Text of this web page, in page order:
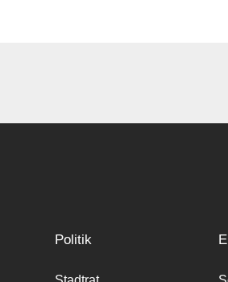
Politik